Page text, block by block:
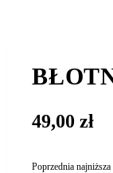
49,00 zł
Poprzednia najniższa